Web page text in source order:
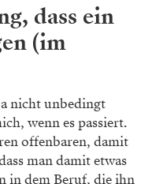
dass ein
(im
nicht unbedingt
wenn es passiert.
offenbaren, damit
man damit etwas
in dem Beruf, die ihn